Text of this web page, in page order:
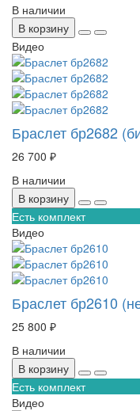
В наличии
В корзину
Видео
Браслет бр2682
26 700 ₽
В наличии
В корзину
Есть комплект
Видео
Браслет бр2610
25 800 ₽
В наличии
В корзину
Есть комплект
Видео